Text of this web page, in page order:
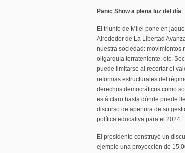
Panic Show a plena luz del día
El triunfo de Milei pone en
Alrededor de La Libertad
nuestra sociedad: movimientos
oligarquía terrateniente, etc.
puede limitarse al recortar el
reformas estructurales del
derechos democráticos como
está claro hasta dónde puede
discurso de apertura de su
política educativa para el 2024.
El presidente construyó un
ejemplo una proyección de